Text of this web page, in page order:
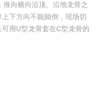
向横向沿顶、沿地龙骨之
下方向不能颠倒，现场切
用U型龙骨套在C型龙骨的